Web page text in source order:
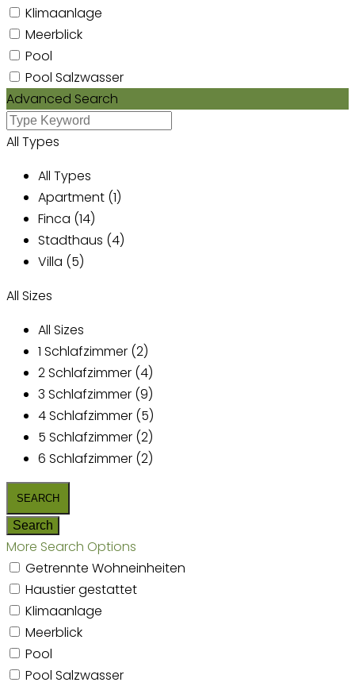
Klimaanlage
Meerblick
Pool
Pool Salzwasser
Advanced Search
All Types
All Types
Apartment (1)
Finca (14)
Stadthaus (4)
Villa (5)
All Sizes
All Sizes
1 Schlafzimmer (2)
2 Schlafzimmer (4)
3 Schlafzimmer (9)
4 Schlafzimmer (5)
5 Schlafzimmer (2)
6 Schlafzimmer (2)
More Search Options
Getrennte Wohneinheiten
Haustier gestattet
Klimaanlage
Meerblick
Pool
Pool Salzwasser